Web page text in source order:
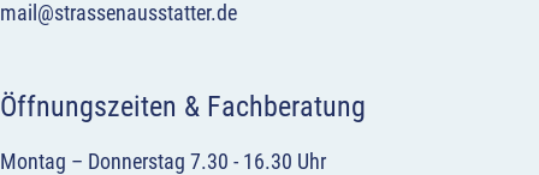
mail@strassenausstatter.de
Öffnungszeiten & Fachberatung
Montag – Donnerstag 7.30 - 16.30 Uhr